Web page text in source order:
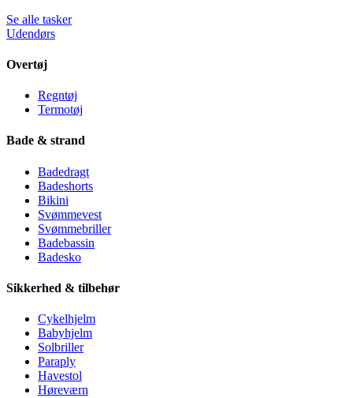
Se alle tasker
Udendørs
Overtøj
Regntøj
Termotøj
Bade & strand
Badedragt
Badeshorts
Bikini
Svømmevest
Svømmebriller
Badebassin
Badesko
Sikkerhed & tilbehør
Cykelhjelm
Babyhjelm
Solbriller
Paraply
Havestol
Høreværn